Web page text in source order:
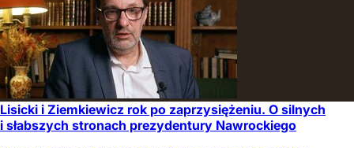
Lisicki i Ziemkiewicz rok po zaprzysiężeniu. O silnych
i słabszych stronach prezydentury Nawrockiego